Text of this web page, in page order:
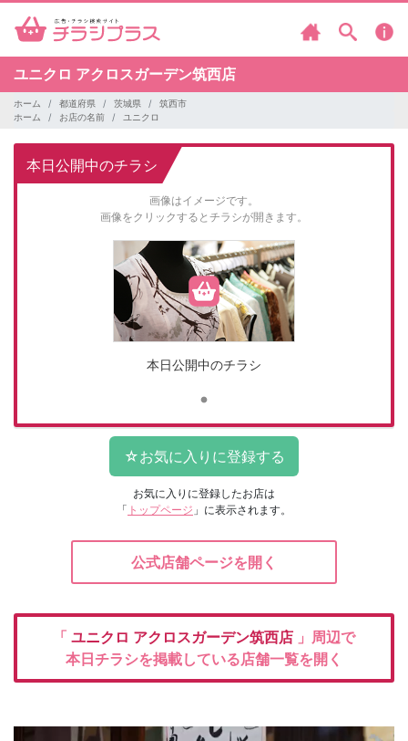
ユニクロ アクロスガーデン筑西店
ホーム 都道府県 茨城県
筑西市
ホーム
お店の名前 ユニクロ
本日公開中のチラシ
画像はイメージです。
画像をクリックするとチラシが開きます。
本日公開中のチラシ
お気に入りに登録したお店は
「 トップページ 」に表示されます。
公式店舗ページを開く
「 ユニクロ アクロスガーデン筑西店 」周辺で
本日チラシを掲載している店舗一覧を開く